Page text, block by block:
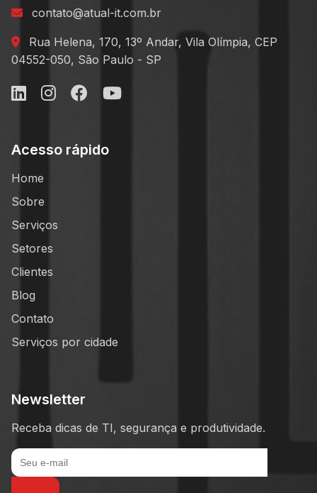
contato@atual-it.com.br
Rua Helena, 170, 13º Andar, Vila Olímpia, CEP
04552-050, São Paulo - SP
Acesso rápido
Home
Sobre
Serviços
Setores
Clientes
Blog
Contato
Serviços por cidade
Newsletter
Receba dicas de TI, segurança e produtividade.